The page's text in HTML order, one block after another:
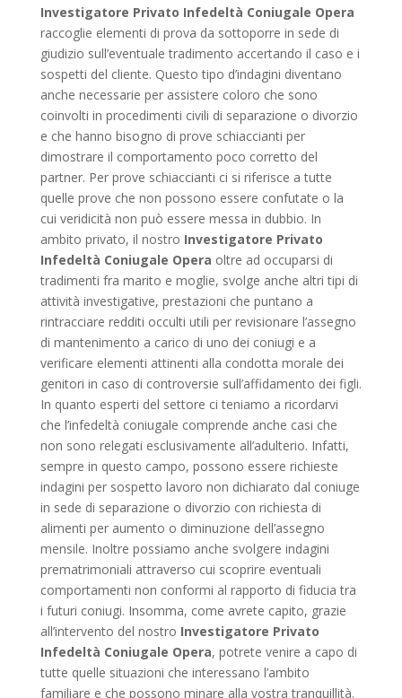
Investigatore Privato Infedeltà Coniugale Opera
raccoglie elementi di prova da sottoporre in sede di
giudizio sull’eventuale tradimento accertando il caso e i
sospetti del cliente. Questo tipo d’indagini diventano
anche necessarie per assistere coloro che sono
coinvolti in procedimenti civili di separazione o divorzio
e che hanno bisogno di prove schiaccianti per
dimostrare il comportamento poco corretto del
partner. Per prove schiaccianti ci si riferisce a tutte
quelle prove che non possono essere confutate o la
cui veridicità non può essere messa in dubbio. In
ambito privato, il nostro Investigatore Privato
Infedeltà Coniugale Opera oltre ad occuparsi di
tradimenti fra marito e moglie, svolge anche altri tipi di
attività investigative, prestazioni che puntano a
rintracciare redditi occulti utili per revisionare l’assegno
di mantenimento a carico di uno dei coniugi e a
verificare elementi attinenti alla condotta morale dei
genitori in caso di controversie sull’affidamento dei figli.
In quanto esperti del settore ci teniamo a ricordarvi
che l’infedeltà coniugale comprende anche casi che
non sono relegati esclusivamente all’adulterio. Infatti,
sempre in questo campo, possono essere richieste
indagini per sospetto lavoro non dichiarato dal coniuge
in sede di separazione o divorzio con richiesta di
alimenti per aumento o diminuzione dell’assegno
mensile. Inoltre possiamo anche svolgere indagini
prematrimoniali attraverso cui scoprire eventuali
comportamenti non conformi al rapporto di fiducia tra
i futuri coniugi. Insomma, come avrete capito, grazie
all’intervento del nostro Investigatore Privato
Infedeltà Coniugale Opera, potrete venire a capo di
tutte quelle situazioni che interessano l’ambito
familiare e che possono minare alla vostra tranquillità.